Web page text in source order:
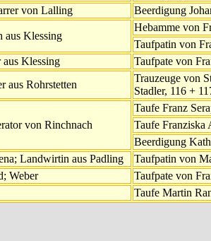
von Lalling
Beerdigung
aus Klessing
Hebamme von
Taufpatin von
aus Klessing
Taufpate von
aus Rohrstetten
Trauzeuge von
Stadler, 116 +
von Rinchnach
Taufe Franz
Taufe Franziska
Beerdigung
Landwirtin aus Padling
Taufpatin von
Weber
Taufpate von
Taufe Martin